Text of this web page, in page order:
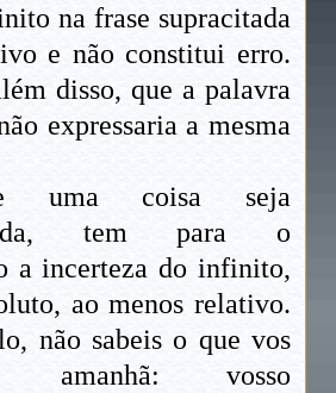
na frase supracitada
e não constitui erro.
disso, que a palavra
expressaria a mesma
uma coisa seja
tem para o
a incerteza do infinito,
ao menos relativo.
não sabeis o que vos
amanhã: vosso